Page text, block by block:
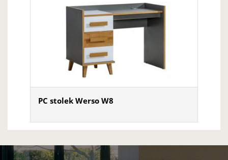
PC stolek Werso W8